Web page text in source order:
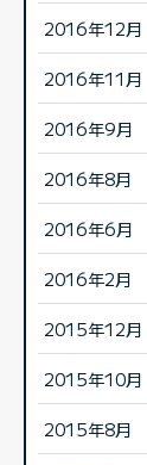
2016年12月
2016年11月
2016年9月
2016年8月
2016年6月
2016年2月
2015年12月
2015年10月
2015年8月